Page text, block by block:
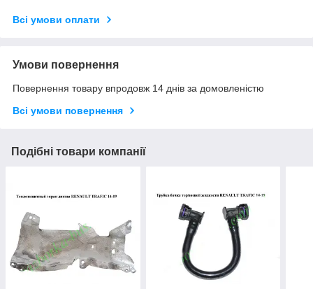
Всі умови оплати
Умови повернення
Повернення товару впродовж 14 днів за домовленістю
Всі умови повернення
Подібні товари компанії